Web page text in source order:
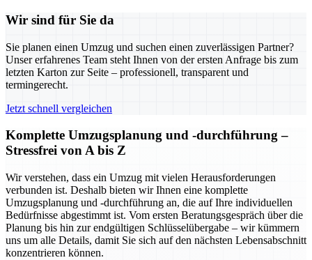
Wir sind für Sie da
Sie planen einen Umzug und suchen einen zuverlässigen Partner?
Unser erfahrenes Team steht Ihnen von der ersten Anfrage bis zum
letzten Karton zur Seite – professionell, transparent und
termingerecht.
Jetzt schnell vergleichen
Komplette Umzugsplanung und -durchführung –
Stressfrei von A bis Z
Wir verstehen, dass ein Umzug mit vielen Herausforderungen
verbunden ist. Deshalb bieten wir Ihnen eine komplette
Umzugsplanung und -durchführung an, die auf Ihre individuellen
Bedürfnisse abgestimmt ist. Vom ersten Beratungsgespräch über die
Planung bis hin zur endgültigen Schlüsselübergabe – wir kümmern
uns um alle Details, damit Sie sich auf den nächsten Lebensabschnitt
konzentrieren können.